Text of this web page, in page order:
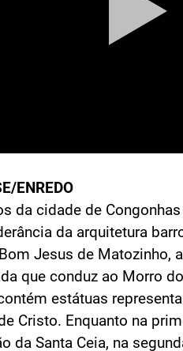
ENREDO
da cidade de
da arquitetura
Jesus de Matozinho,
que conduz ao Morro
estátuas
Cristo. Enquanto na
da Santa Ceia, na